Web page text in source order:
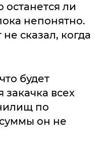
ли
непонятно.
сказал, когда
будет
всех
по
он не